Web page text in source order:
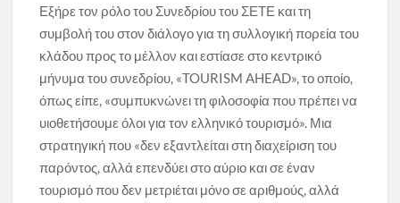
Εξήρε τον ρόλο του Συνεδρίου του ΣΕΤΕ και τη
συμβολή του στον διάλογο για τη συλλογική πορεία του
κλάδου προς το μέλλον και εστίασε στο κεντρικό
μήνυμα του συνεδρίου, «TOURISM AHEAD», το οποίο,
όπως είπε, «συμπυκνώνει τη φιλοσοφία που πρέπει να
υιοθετήσουμε όλοι για τον ελληνικό τουρισμό». Μια
στρατηγική που «δεν εξαντλείται στη διαχείριση του
παρόντος, αλλά επενδύει στο αύριο και σε έναν
τουρισμό που δεν μετριέται μόνο σε αριθμούς, αλλά